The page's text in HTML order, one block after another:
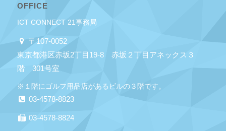
OFFICE
ICT CONNECT 21事務局
〒107-0052
東京都港区赤坂2丁目19-8 赤坂２丁目アネックス３
階 301号室
※１階にゴルフ用品店があるビルの３階です。
03-4578-8823
03-4578-8824